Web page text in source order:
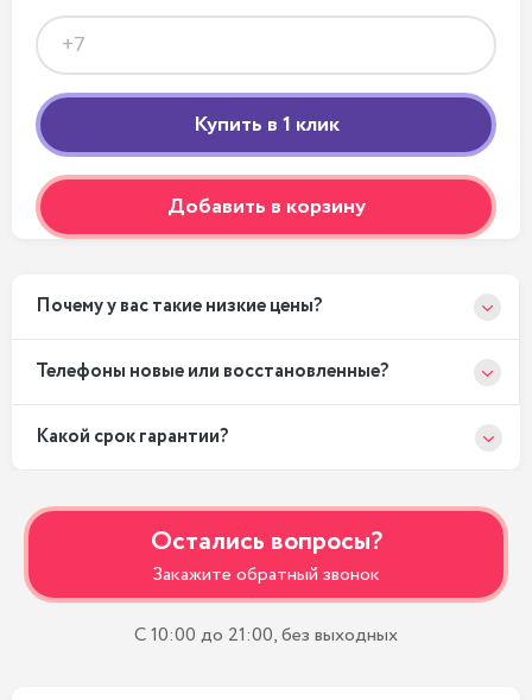
Добавить в корзину
Почему у вас такие низкие цены?
Телефоны новые или восстановленные?
Какой срок гарантии?
Остались вопросы?
Закажите обратный звонок
С 10:00 до 21:00, без выходных